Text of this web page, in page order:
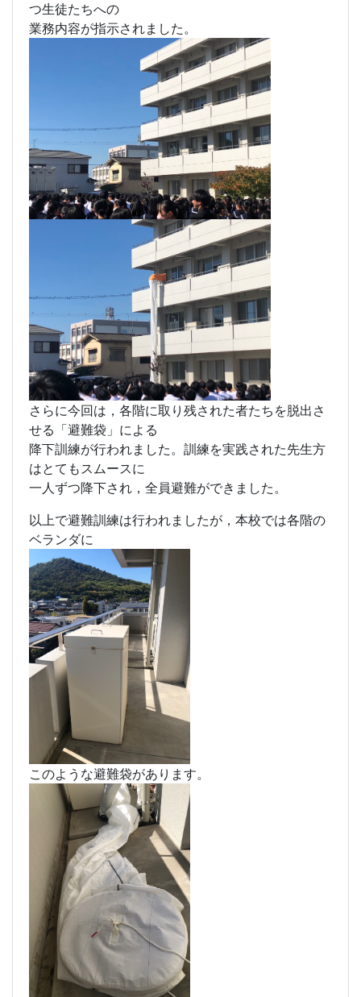
足がないことを報告。
職員も同様に避難の旨を報告し，再度火災が収まっ
校内の安全を確認し，報告した後，講話と役割をも
業務内容が指示されました。
さらに今回は，各階に取り残された者たちを脱出さ
降下訓練が行われました。訓練を実践された先生方
はとてもスムースに
一人ずつ降下され，全員避難ができました。
以上で避難訓練は行われましたが，本校では各階の
ベランダに
このような避難袋があります。